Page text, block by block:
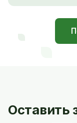
Оставить